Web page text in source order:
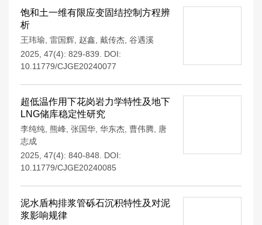
饱和土一维有限应变固结控制方程辨
析
王玮瑜 雷国辉 赵鑫 戴传杰 谷遇溪
2025, 47(4): 829-839.
DOI:
10.11779/CJGE20240077
超低温作用下花岗岩力学特性及地下
LNG储库稳定性研究
李纯纯 熊峰 张国华 华东杰 曹伟腾
唐
志成
2025, 47(4): 840-848.
DOI:
10.11779/CJGE20240085
泥水盾构排浆管砾石沉积特性及对泥
浆影响规律